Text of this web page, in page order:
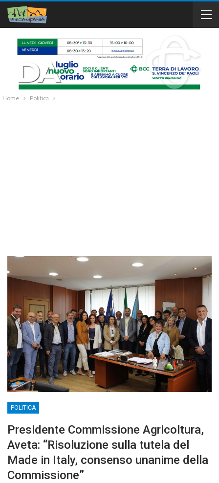
Home Politica
POLITICA
Presidente Commissione Agricoltura,
Aveta: “Risoluzione sulla tutela del
Made in Italy, consenso unanime della
Commissione”